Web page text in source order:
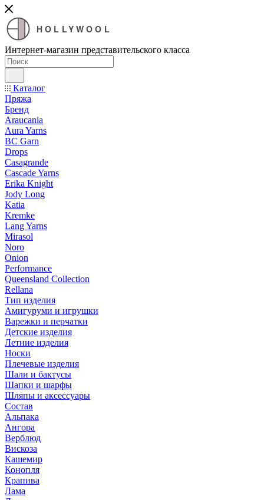
HOLLYWOOL
Интернет-магазин представительского класса
Каталог
Пряжа
Бренд
Araucania
Aura Yarns
BC Garn
Drops
Casagrande
Cascade Yarns
Erika Knight
Jody Long
Katia
Kremke
Lang Yarns
Mirasol
Noro
Onion
Performance
Queensland Collection
Rellana
Тип изделия
Амигуруми и игрушки
Варежки и перчатки
Детские изделия
Летние изделия
Носки
Плечевые изделия
Шали и бактусы
Шапки и шарфы
Шляпы и аксессуары
Состав
Альпака
Ангора
Верблюд
Вискоза
Кашемир
Конопля
Крапива
Лама